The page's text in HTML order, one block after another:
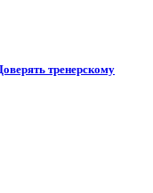
тренерскому